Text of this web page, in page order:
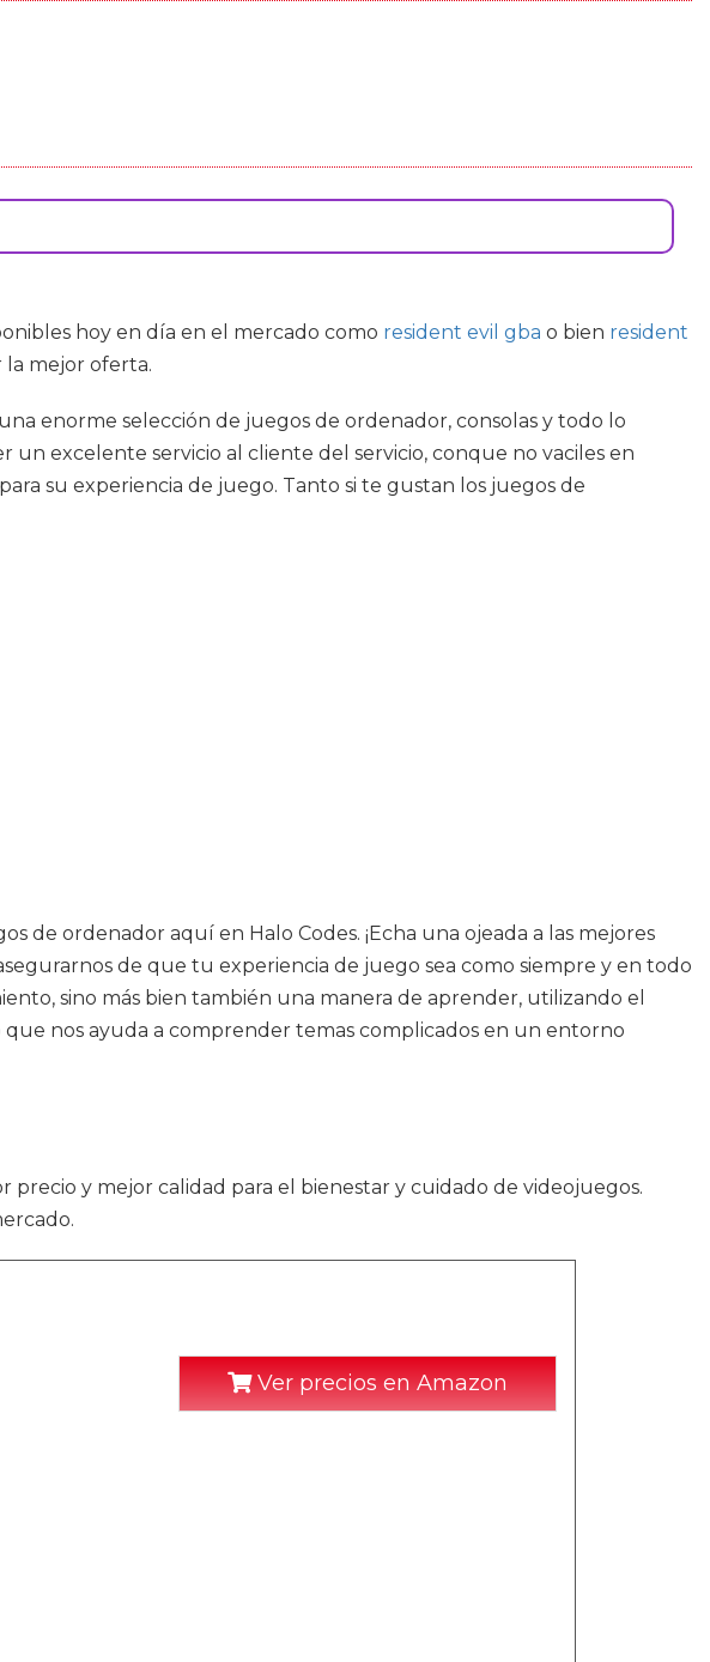
hoy en día en el mercado como resident evil gba o bien resident
la mejor oferta.
enorme selección de juegos de ordenador, consolas y todo lo
excelente servicio al cliente del servicio, conque no vaciles en
su experiencia de juego. Tanto si te gustan los juegos de
de ordenador aquí en Halo Codes. ¡Echa una ojeada a las mejores
de que tu experiencia de juego sea como siempre y en todo
sino más bien también una manera de aprender, utilizando el
nos ayuda a comprender temas complicados en un entorno
precio y mejor calidad para el bienestar y cuidado de videojuegos.
Ver precios en Amazon